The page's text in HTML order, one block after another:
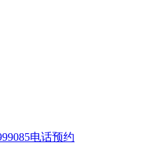
电话预约